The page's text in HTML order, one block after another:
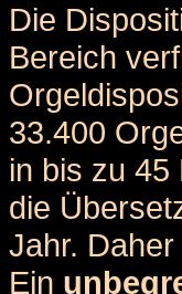
Die
Bereich
33.400
in bis zu 45
die
Jahr.
Ein